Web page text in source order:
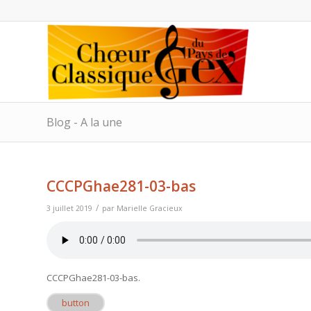
Blog - A la une
CCCPGhae281-03-bas
3 juillet 2019 / par Marielle Gracieux
CCCPGhae281-03-bas.
button